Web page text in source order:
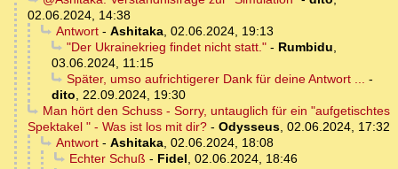
02.06.2024, 14:38
Antwort- Ashitaka, 02.06.2024, 19:13
"Der Ukrainekrieg findet nicht statt."- Rumbidu,
03.06.2024, 11:15
Später, umso aufrichtigerer Dank für deine Antwort ... -
dito, 22.09.2024, 19:30
Man hört den Schuss - Sorry, untauglich für ein "aufgetischtes
Spektakel " - Was ist los mit dir? - Odysseus, 02.06.2024, 17:32
Antwort- Ashitaka, 02.06.2024, 18:08
Echter Schuß - Fidel, 02.06.2024, 18:46